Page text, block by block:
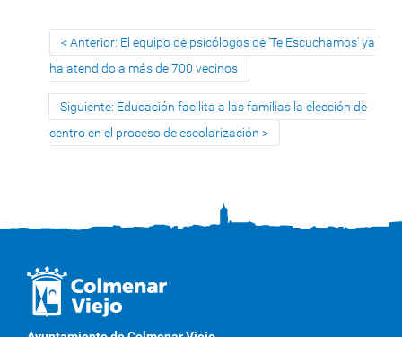
Anterior: El equipo de psicólogos de 'Te Escuchamos' ya
ha atendido a más de 700 vecinos
Siguiente: Educación facilita a las familias la elección de
centro en el proceso de escolarización